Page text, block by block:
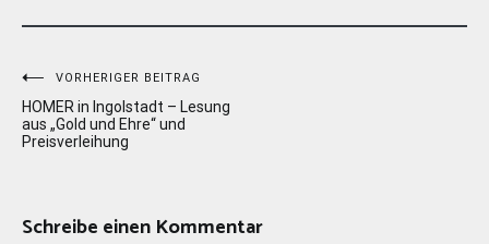
Beitragsnavigation
VORHERIGER BEITRAG
HOMER in Ingolstadt – Lesung
aus „Gold und Ehre“ und
Preisverleihung
Schreibe einen Kommentar